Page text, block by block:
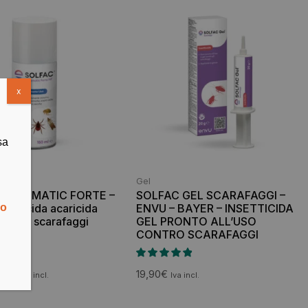
AUTOMATIC FORTE –
acaricida
scarafaggi
Iva incl.
Gel
SOLFAC GEL SCARAFAGGI –
ENVU – BAYER – INSETTICIDA
GEL PRONTO ALL’USO
CONTRO SCARAFAGGI
19,90€ Iva incl.
x